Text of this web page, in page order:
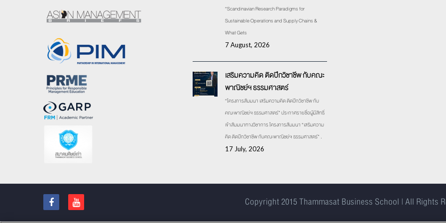
“Scandinavian Research Paradigms for
Sustainable Operations and Supply Chains &
What Gets
7 August, 2026
เสริมความคิด ติดปีกวิชาชีพ กับคณะ
พาณิชย์ฯ ธรรมศาสตร์
“โครงการสัมมนา เสริมความคิด ติดปีกวิชาชีพ กับ
คณะพาณิชย์ฯ ธรรมศาสตร์” ประกาศรายชื่อผู้มีสิทธิ์
เข้าสัมมนาทางวิชาการ โครงการสัมมนา “เสริมความ
คิด ติดปีกวิชาชีพ กับคณะพาณิชย์ฯ ธรรมศาสตร์” .
17 July, 2026
Copyright 2015Thammasat Business School | All Rights